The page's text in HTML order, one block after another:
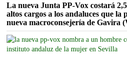
La nueva Junta PP-Vox costará
altos cargos a los andaluces que la
nueva macroconsejería de Gavira